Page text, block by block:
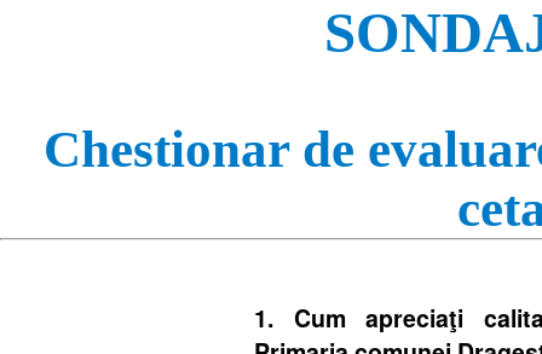
Chestionar de
1. Cum apreciaţi